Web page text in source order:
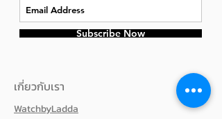
Subscribe Now
เกี่ยวกับเรา
WatchbyLadda